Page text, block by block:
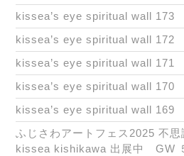
kissea’s eye spiritual wall 173
kissea’s eye spiritual wall 172
kissea’s eye spiritual wall 171
kissea’s eye spiritual wall 170
kissea’s eye spiritual wall 169
ふじさわアートフェス2025 不
kissea kishikawa 出展中 GW